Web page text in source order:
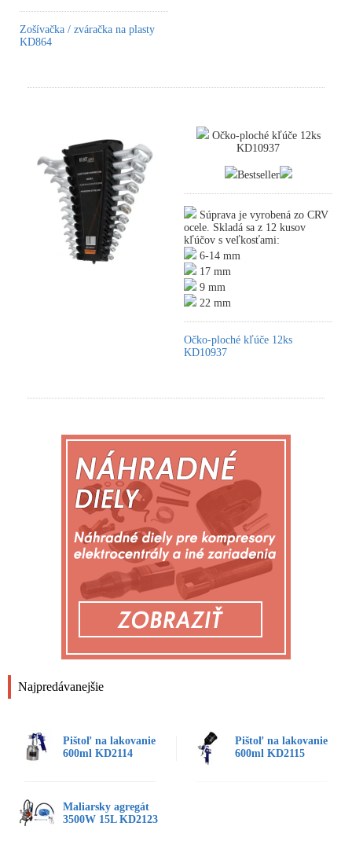
Najpredávanejšie
Pištoľ na lakovanie
600ml KD2114
Pištoľ na lakovanie
600ml KD2115
Maliarsky agregát
3500W 15L KD2123
Zošívačka / zváračka na plasty
KD864
Očko-ploché kľúče 12ks
KD10937
Bestseller
Súprava je vyrobená zo CRV
ocele. Skladá sa z 12 kusov
kľúčov s veľkosťami:
6-14 mm
17 mm
9 mm
22 mm
Očko-ploché kľúče 12ks
KD10937